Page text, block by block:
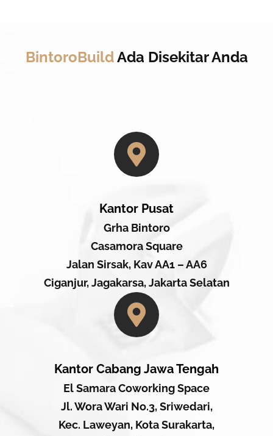
BintoroBuildAda Disekitar Anda
Kantor Pusat
Grha Bintoro
Casamora Square
Jalan Sirsak, Kav AA1 – AA6
Ciganjur, Jagakarsa, Jakarta Selatan
Kantor Cabang Jawa Tengah
El Samara Coworking Space
Jl. Wora Wari No.3, Sriwedari,
Kec. Laweyan, Kota Surakarta,